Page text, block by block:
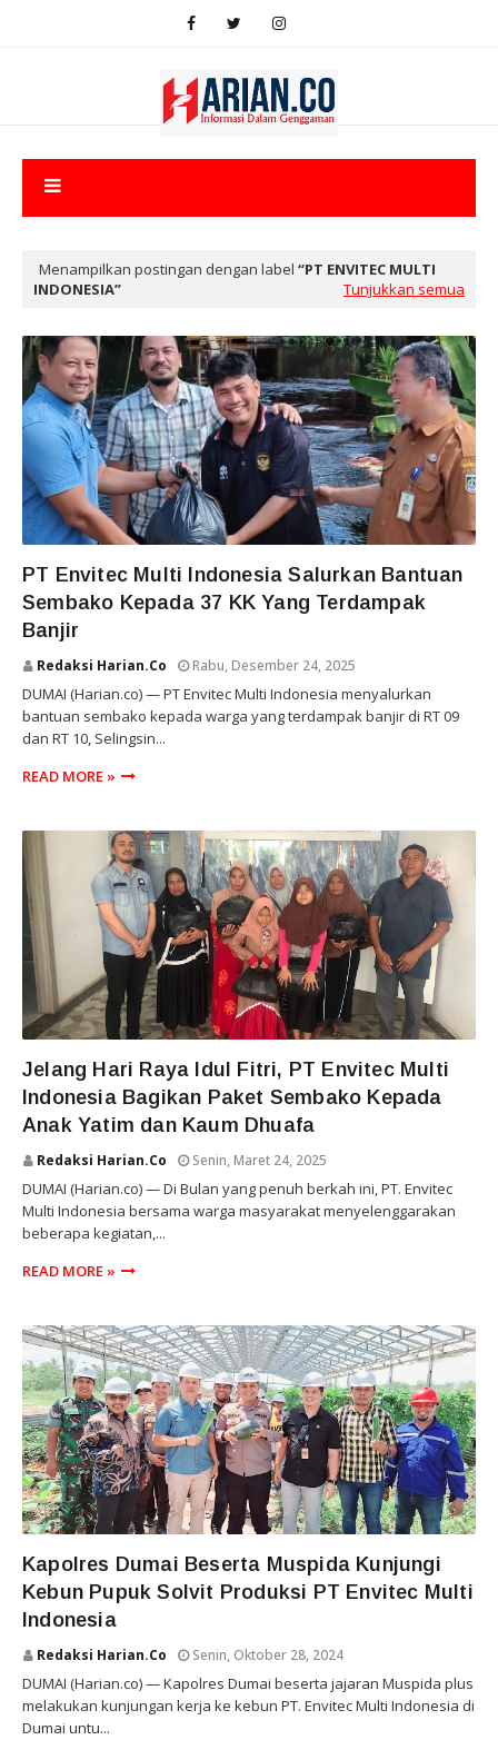
Menampilkan postingan dengan label
PT ENVITEC MULTI
INDONESIA
Tunjukkan semua
PT Envitec Multi Indonesia Salurkan Bantuan
Sembako Kepada 37 KK Yang Terdampak
Banjir
Redaksi Harian.co Rabu, Desember 24, 2025
DUMAI (Harian.co) — PT Envitec Multi Indonesia menyalurkan
bantuan sembako kepada warga yang terdampak banjir di RT 09
dan RT 10, Selingsin...
READ MORE »
Jelang Hari Raya Idul Fitri, PT Envitec Multi
Indonesia Bagikan Paket Sembako Kepada
Anak Yatim dan Kaum Dhuafa
Redaksi Harian.co Senin, Maret 24, 2025
DUMAI (Harian.co) — Di Bulan yang penuh berkah ini, PT. Envitec
Multi Indonesia bersama warga masyarakat menyelenggarakan
beberapa kegiatan,...
READ MORE »
Kapolres Dumai Beserta Muspida Kunjungi
Kebun Pupuk Solvit Produksi PT Envitec Multi
Indonesia
Redaksi Harian.co Senin, Oktober 28, 2024
DUMAI (Harian.co) — Kapolres Dumai beserta jajaran Muspida plus
melakukan kunjungan kerja ke kebun PT. Envitec Multi Indonesia di
Dumai untu...